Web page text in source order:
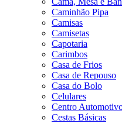
Caminhão Pipa
Camisas
Camisetas
Capotaria
Carimbos
Casa de Frios
Casa de Repouso
Casa do Bolo
Celulares
Centro
Cestas Básicas